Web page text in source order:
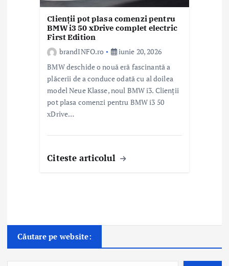
Clienții pot plasa comenzi pentru
BMW i3 50 xDrive complet electric
First Edition
brandINFO.ro
iunie 20, 2026
BMW deschide o nouă eră fascinantă a
plăcerii de a conduce odată cu al doilea
model Neue Klasse, noul BMW i3. Clienții
pot plasa comenzi pentru BMW i3 50
xDrive…
Citeste articolul
Căutare pe website: